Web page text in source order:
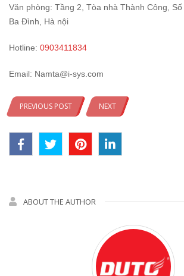
Văn phòng: Tầng 2, Tòa nhà Thành Công,
Ba Đình, Hà nội
Hotline: 0903411834
Email: Namta@i-sys.com
PREVIOUS POST NEXT
ABOUT THE AUTHOR